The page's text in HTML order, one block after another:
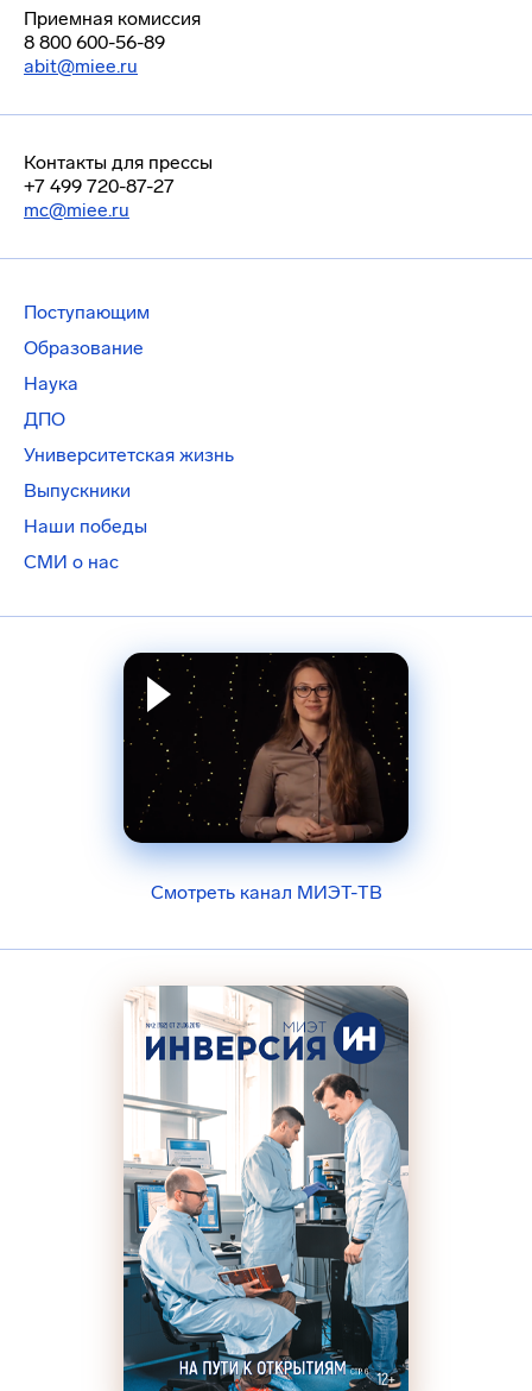
Приемная комиссия
8 800 600-56-89
abit@miee.ru
Контакты для прессы
+7 499 720-87-27
mc@miee.ru
Поступающим
Образование
Наука
ДПО
Университетская жизнь
Выпускники
Наши победы
СМИ о нас
Смотреть канал МИЭТ-ТВ